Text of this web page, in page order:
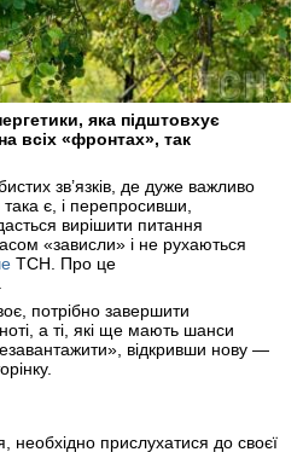
яка підштовхує
всіх «фронтах», так
зв’язків, де дуже важливо
є, і перепросивши,
вирішити питання
«зависли» і не рухаються
ТСН. Про це
потрібно завершити
а ті, які ще мають шанси
відкривши нову —
прислухатися до своєї